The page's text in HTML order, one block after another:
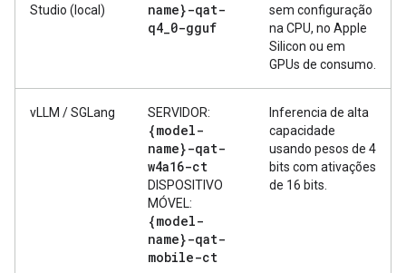
Studio (local)
name}-qat-
q4_0-gguf
sem configuração
na CPU, no Apple
Silicon ou em
GPUs de consumo.
vLLM / SGLang SERVIDOR:
{model-
name}-qat-
w4a16-ct
DISPOSITIVO
MÓVEL:
{model-
name}-qat-
mobile-ct
Inferencia de alta
capacidade
usando pesos de 4
bits com ativações
de 16 bits.